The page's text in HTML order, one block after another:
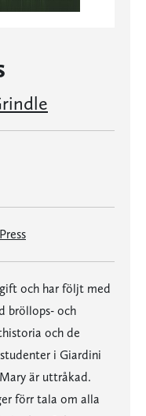
och har följt med
bröllops- och
och de
i Giardini
är uttråkad.
förr tala om alla